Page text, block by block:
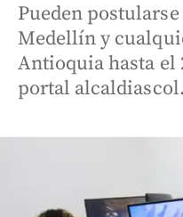
Pueden
Medellín y
Antioquia hasta el
portal